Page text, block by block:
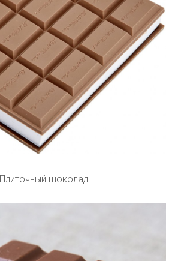
Плиточный шоколад